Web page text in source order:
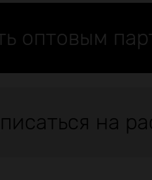
оптовым
на